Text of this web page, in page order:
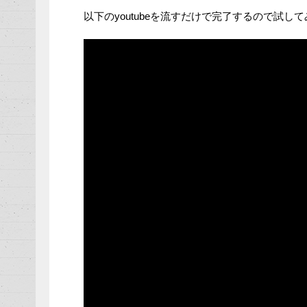
以下のyoutubeを流すだけで完了するので試して